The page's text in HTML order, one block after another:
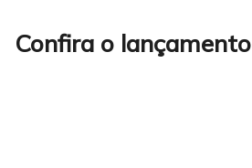
Confira o lançamento